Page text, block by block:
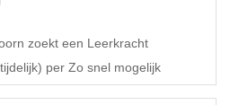
zoekt een Leerkracht
per Zo snel mogelijk